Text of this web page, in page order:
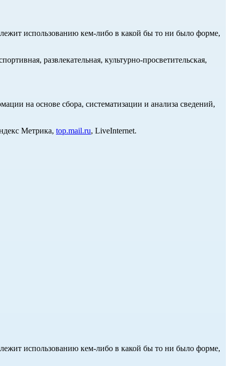
использованию кем-либо в какой бы то ни было форме,
развлекательная, культурно-просветительская,
на основе сбора, систематизации и анализа сведений,
Метрика, top.mail.ru, LiveInternet.
использованию кем-либо в какой бы то ни было форме,